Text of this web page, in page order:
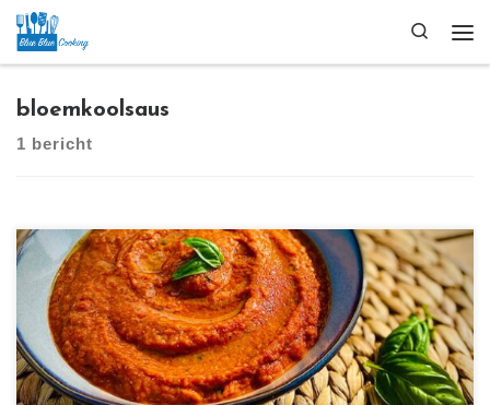
Ga naar inhoud
Search
bloemkoolsaus
1 bericht
[…]